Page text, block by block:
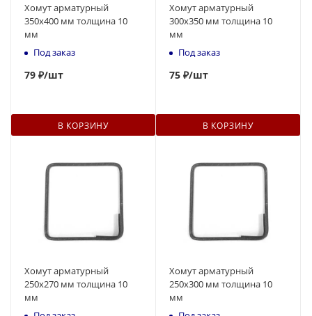
Хомут арматурный
350х400 мм толщина 10
мм
Под заказ
79 ₽/шт
В КОРЗИНУ
Хомут арматурный
300х350 мм толщина 10
мм
Под заказ
75 ₽/шт
В КОРЗИНУ
Хомут арматурный
250х270 мм толщина 10
мм
Хомут арматурный
250х300 мм толщина 10
мм